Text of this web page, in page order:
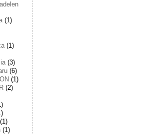
(1)
(1)
(3)
(6)
(1)
(2)
(1)